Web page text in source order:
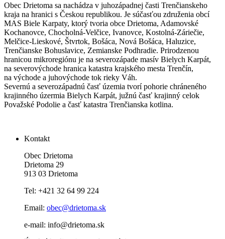
Obec Drietoma sa nachádza v juhozápadnej časti Trenčianskeho
kraja na hranici s Českou republikou. Je súčasťou združenia obcí
MAS Biele Karpaty, ktorý tvoria obce Drietoma, Adamovské
Kochanovce, Chocholná-Velčice, Ivanovce, Kostolná-Záriečie,
Melčice-Lieskové, Štvrtok, Bošáca, Nová Bošáca, Haluzice,
Trenčianske Bohuslavice, Zemianske Podhradie. Prirodzenou
hranicou mikroregiónu je na severozápade masív Bielych Karpát,
na severovýchode hranica katastra krajského mesta Trenčín,
na východe a juhovýchode tok rieky Váh.
Severnú a severozápadnú časť územia tvorí pohorie chráneného
krajinného úzermia Bielych Karpát, južnú časť krajinný celok
Považské Podolie a časť katastra Trenčianska kotlina.
Kontakt
Obec Drietoma
Drietoma 29
913 03 Drietoma
Tel: +421 32 64 99 224
Email: obec@drietoma.sk
e-mail: info@drietoma.sk